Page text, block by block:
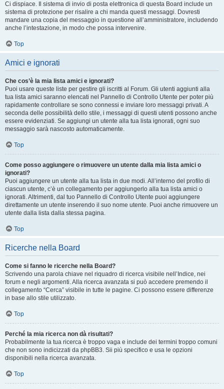
Ci dispiace. Il sistema di invio di posta elettronica di questa Board include un
sistema di protezione per risalire a chi manda questi messaggi. Dovresti
mandare una copia del messaggio in questione all’amministratore, includendo
anche l’intestazione, in modo che possa intervenire.
Top
Amici e ignorati
Che cos’è la mia lista amici e ignorati?
Puoi usare queste liste per gestire gli iscritti al Forum. Gli utenti aggiunti alla
tua lista amici saranno elencati nel Pannello di Controllo Utente per poter più
rapidamente controllare se sono connessi e inviare loro messaggi privati. A
seconda delle possibilità dello stile, i messaggi di questi utenti possono anche
essere evidenziati. Se aggiungi un utente alla tua lista ignorati, ogni suo
messaggio sarà nascosto automaticamente.
Top
Come posso aggiungere o rimuovere un utente dalla mia lista amici o
ignorati?
Puoi aggiungere un utente alla tua lista in due modi. All’interno del profilo di
ciascun utente, c’è un collegamento per aggiungerlo alla tua lista amici o
ignorati. Altrimenti, dal tuo Pannello di Controllo Utente puoi aggiungere
direttamente un utente inserendo il suo nome utente. Puoi anche rimuovere un
utente dalla lista dalla stessa pagina.
Top
Ricerche nella Board
Come si fanno le ricerche nella Board?
Scrivendo una parola chiave nel riquadro di ricerca visibile nell’Indice, nei
forum e negli argomenti. Alla ricerca avanzata si può accedere premendo il
collegamento “Cerca” visibile in tutte le pagine. Ci possono essere differenze
in base allo stile utilizzato.
Top
Perché la mia ricerca non dà risultati?
Probabilmente la tua ricerca è troppo vaga e include dei termini troppo comuni
che non sono indicizzati da phpBB3. Sii più specifico e usa le opzioni
disponibili nella ricerca avanzata.
Top